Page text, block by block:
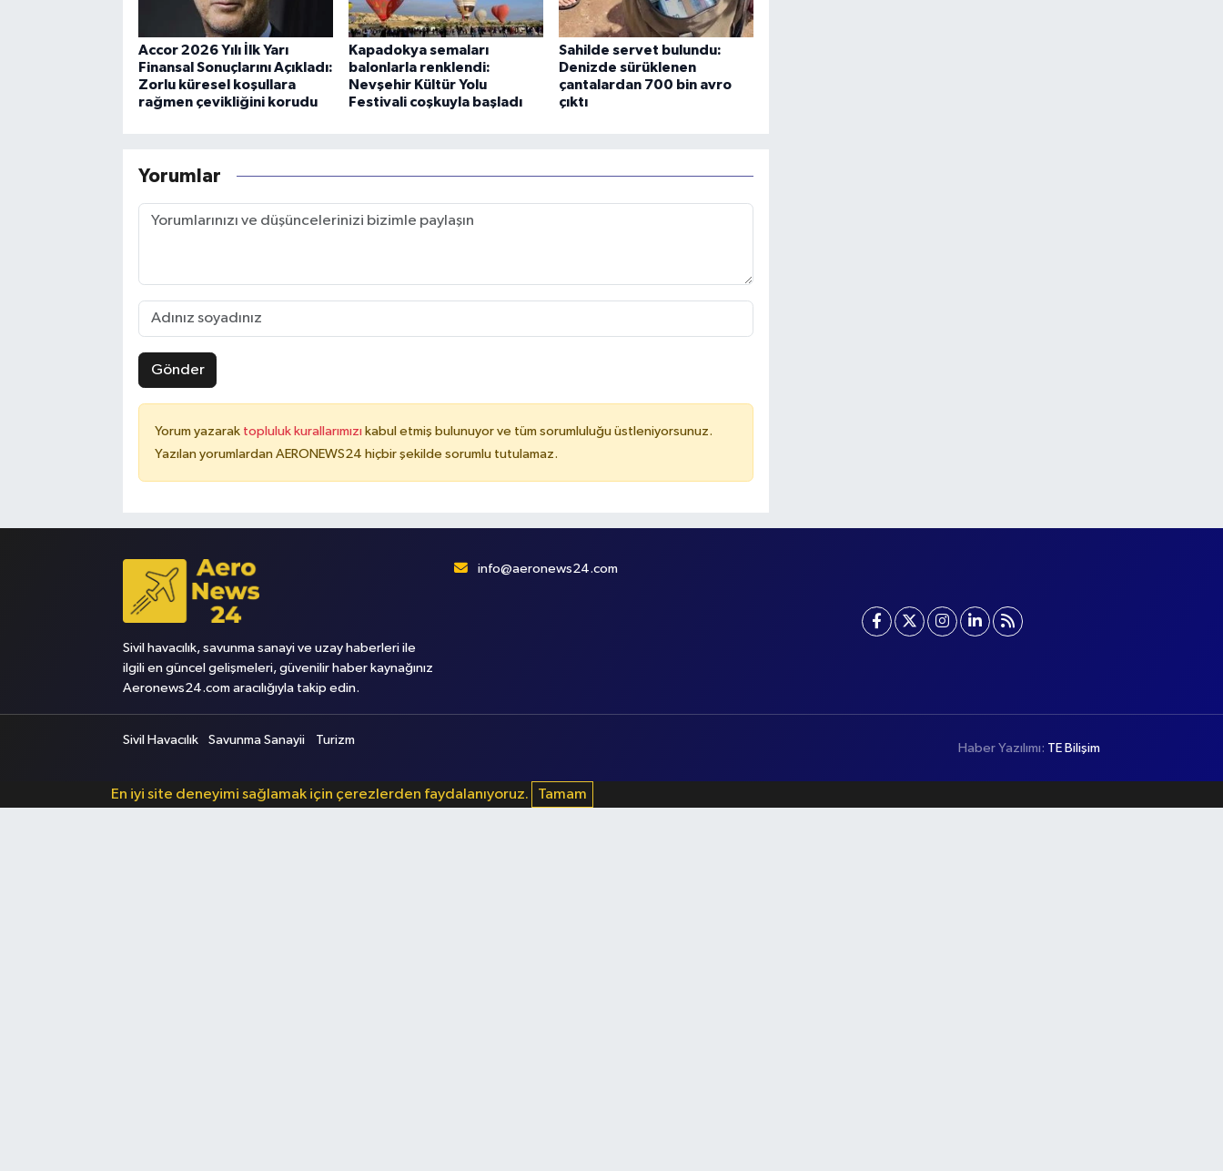
Accor 2026 Yılı İlk Yarı
Finansal Sonuçlarını Açıkladı:
Zorlu küresel koşullara
rağmen çevikliğini korudu
Kapadokya semaları
balonlarla renklendi:
Nevşehir Kültür Yolu
Festivali coşkuyla başladı
Sahilde servet bulundu:
Denizde sürüklenen
çantalardan 700 bin avro
çıktı
Yorumlar
Gönder
Yorum yazarak topluluk kurallarımızı kabul etmiş bulunuyor ve tüm sorumluluğu üstleniyorsunuz.
Yazılan yorumlardan AERONEWS24 hiçbir şekilde sorumlu tutulamaz.
Sivil havacılık, savunma sanayi ve uzay haberleri ile
ilgili en güncel gelişmeleri, güvenilir haber kaynağınız
Aeronews24.com aracılığıyla takip edin.
info@aeronews24.com
Sivil Havacılık Savunma Sanayii Turizm
Haber Yazılımı: TE Bilişim
En iyi site deneyimi sağlamak için çerezlerden faydalanıyoruz. Tamam